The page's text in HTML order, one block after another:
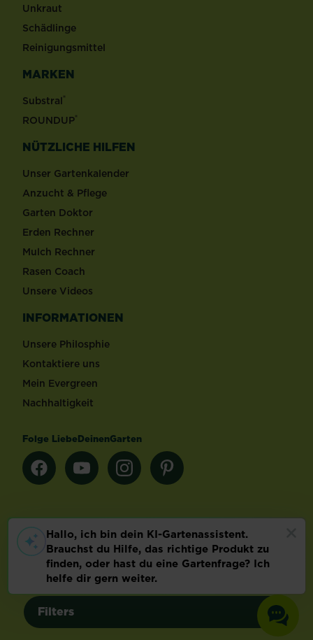
Filters
Unkraut
Schädlinge
Reinigungsmittel
MARKEN
Substral®
ROUNDUP®
NÜTZLICHE HILFEN
Unser Gartenkalender
Anzucht & Pflege
Garten Doktor
Erden Rechner
Mulch Rechner
Rasen Coach
Unsere Videos
INFORMATIONEN
Unsere Philosphie
Kontaktiere uns
Mein Evergreen
Nachhaltigkeit
Folge LiebeDeinenGarten
Länderauswahl
Footer
Impressum & AGB Datenschutz
©2026 Evergreen Garden Care Österreich GmbH